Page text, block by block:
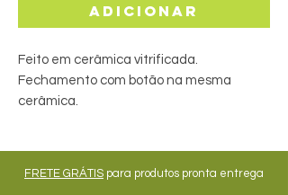
Adicionar
Feito em cerâmica vitrificada.
Fechamento com botão na mesma
cerâmica.
FRETE GRÁTIS para produtos pronta entrega